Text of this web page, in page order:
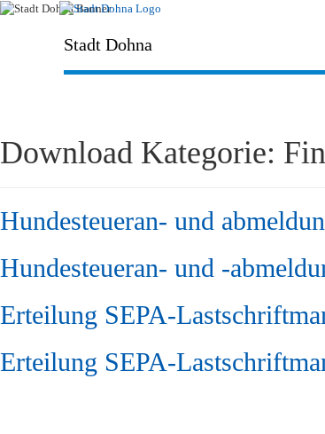
Stadt Dohna
Download Kategorie:
Hundesteueran- und
Hundesteueran- und -
Erteilung SEPA-
Erteilung SEPA-